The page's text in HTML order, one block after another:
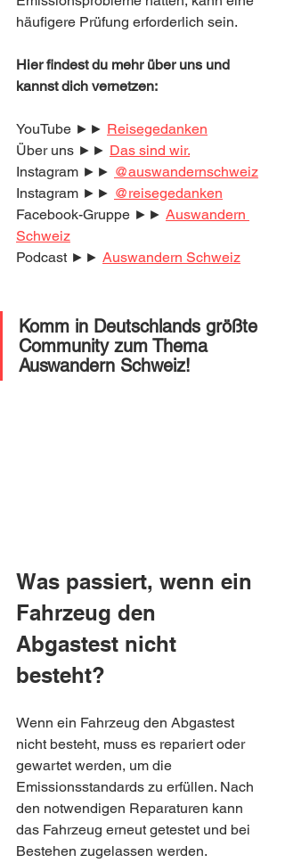
häufigere Prüfung erforderlich sein.
Hier findest du mehr über uns und
kannst dich vernetzen:
YouTube ►► Reisegedanken
Über uns ►► Das sind wir.
Instagram ►► @auswandernschweiz
Instagram ►► @reisegedanken
Facebook-Gruppe ►► Auswandern
Schweiz
Podcast ►► Auswandern Schweiz
Komm in Deutschlands größte
Community zum Thema
Auswandern Schweiz!
Was passiert, wenn ein
Fahrzeug den
Abgastest nicht
besteht?
Wenn ein Fahrzeug den Abgastest
nicht besteht, muss es repariert oder
gewartet werden, um die
Emissionsstandards zu erfüllen. Nach
den notwendigen Reparaturen kann
das Fahrzeug erneut getestet und bei
Bestehen zugelassen werden.